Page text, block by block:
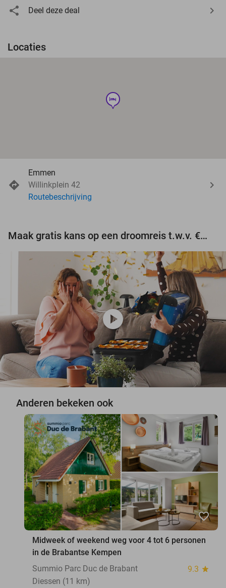
Deel deze deal
Locaties
hotel
Emmen
Willinkplein 42
Routebeschrijving
Maak gratis kans op een droomreis t.w.v. €3.000!
play_circle
Anderen bekeken ook
favorite_border
Midweek of weekend weg voor 4 tot 6 personen
in de Brabantse Kempen
Summio Parc Duc de Brabant
9.3 star
Diessen (11 km)